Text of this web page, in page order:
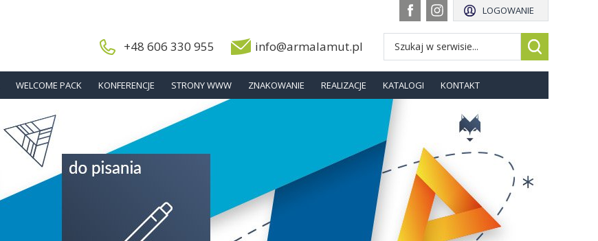
+48 606 330 955 info@armalamut.pl
LOGOWANIE
WELCOME PACK KONFERENCJE STRONY WWW ZNAKOWANIE REALIZACJE KATALOGI KONTAKT